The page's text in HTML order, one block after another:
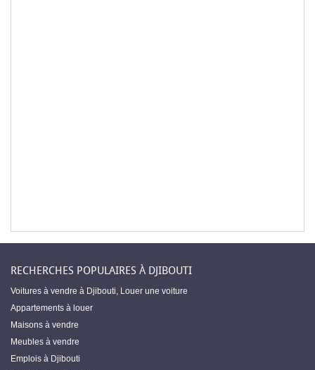
RECHERCHES POPULAIRES À DJIBOUTI
Voitures à vendre à Djibouti, Louer une voiture
Appartements à louer
Maisons à vendre
Meubles à vendre
Emplois à Djibouti